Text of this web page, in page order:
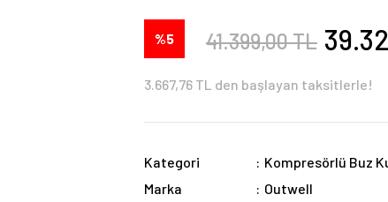
%5 41.399,00 TL
3.667,76 TL den başlayan taksitlerle!
Kategori Kompresörlü Buz
Marka
Outwell